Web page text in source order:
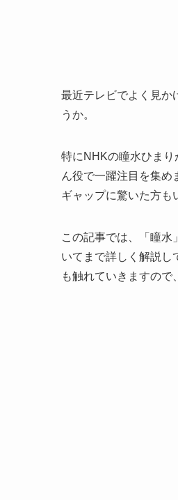
最近テレビでよく見か
うか。
特にNHKの瞳水ひま
ん役で一躍注目を集め
ギャップに驚いた方も
この記事では、「瞳水
いてまで詳しく解説し
も触れていきますので